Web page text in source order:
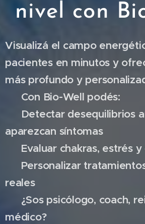
nivel con
Visualizá el campo
pacientes en minutos y
más profundo y
💡 Con Bio-Well podés:
🔹 Detectar desequilibrios
aparezcan síntomas
🔹 Evaluar chakras, estrés
🔹 Personalizar
reales
📲 ¿Sos psicólogo, coach,
médico?